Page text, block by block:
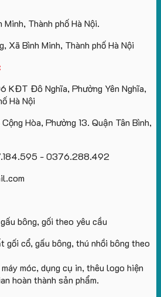
Công
Ty
Lữ
lớn
logo
Trung
số
lượng
lớn
theo
cầu
giấy
logo
Thành phố Hà Nội.
Xã Bình Minh, Thành phố Hà Nội
KĐT Đô Nghĩa, Phường Yên Nghĩa,
Hà Nội
Hòa, Phường 13. Quận Tân Bình,
- 0376.288.492
gối cổ, gấu bông, thú nhồi bông theo
móc, dụng cụ in, thêu logo hiện
hoàn thành sản phẩm.